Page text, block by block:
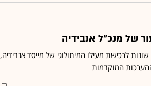
הפומביות סות'ביס קיבל 45 הצעות שונות לרכישת מעילו המיתולוגי של מייסד אנבידיה,